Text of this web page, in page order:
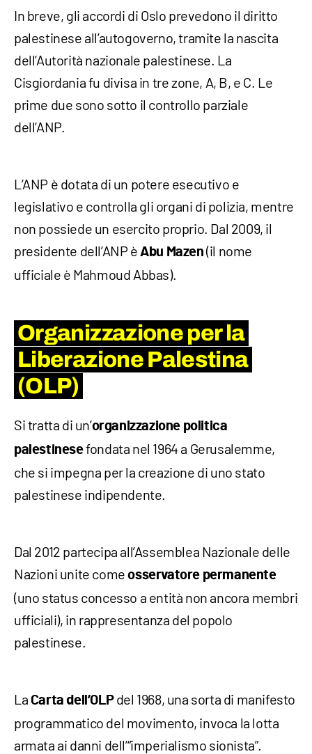
In breve, gli accordi di Oslo prevedono il diritto
palestinese all’autogoverno, tramite la nascita
dell’Autorità nazionale palestinese. La
Cisgiordania fu divisa in tre zone, A, B, e C. Le
prime due sono sotto il controllo parziale
dell’ANP.
L’ANP è dotata di un potere esecutivo e
legislativo e controlla gli organi di polizia, mentre
non possiede un esercito proprio. Dal 2009, il
presidente dell’ANP è Abu Mazen (il nome
ufficiale è Mahmoud Abbas).
Organizzazione per la
Liberazione Palestina
(OLP)
Si tratta di un’organizzazione politica
palestinesefondata nel 1964 a Gerusalemme,
che si impegna per la creazione di uno stato
palestinese indipendente.
Dal 2012 partecipa all’Assemblea Nazionale delle
Nazioni unite comeosservatore permanente
(uno status concesso a entità non ancora membri
ufficiali), in rappresentanza del popolo
palestinese.
La Carta dell’OLPdel 1968, una sorta di manifesto
programmatico del movimento, invoca la lotta
armata ai danni dell’“imperialismo sionista”.